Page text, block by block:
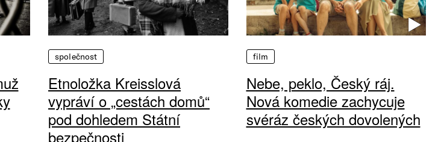
společnost
Etnoložka Kreisslová
vypráví o „cestách domů“
pod dohledem Státní
bezpečnosti
film
Nebe, peklo, Český ráj.
Nová komedie zachycuje
svéráz českých dovolených